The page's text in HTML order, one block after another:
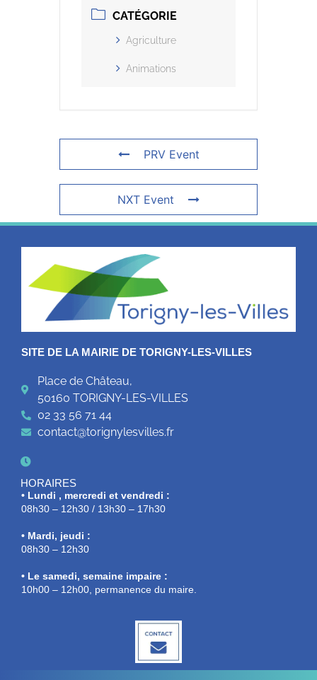
CATÉGORIE
Agriculture
Animations
PRV Event
NXT Event
SITE DE LA MAIRIE DE TORIGNY-LES-VILLES
Place de Château,
50160 TORIGNY-LES-VILLES
02 33 56 71 44
contact@torignylesvilles.fr
HORAIRES
• Lundi , mercredi et vendredi :
08h30 – 12h30 / 13h30 – 17h30
• Mardi, jeudi :
08h30 – 12h30
• Le samedi, semaine impaire :
10h00 – 12h00, permanence du maire.